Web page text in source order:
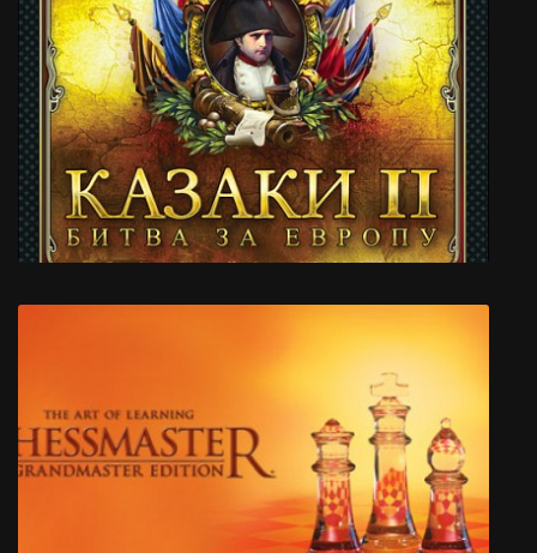
Gears 5
Казаки 2: Битва за Европу